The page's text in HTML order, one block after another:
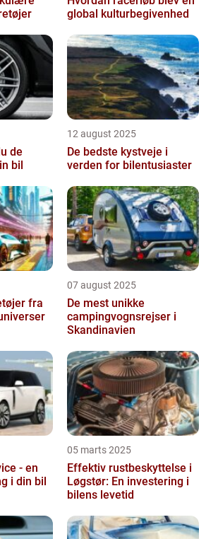
global kulturbegivenhed
de
bil
12 august 2025
De bedste kystveje i
verden for bilentusiaster
fra
07 august 2025
De mest unikke
campingvognsrejser i
Skandinavien
- en
i din bil
05 marts 2025
Effektiv rustbeskyttelse i
Løgstør: En investering i
bilens levetid